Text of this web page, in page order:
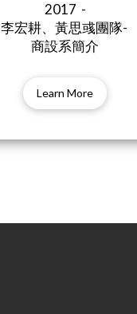
2017 -
李宏耕、黃思彧團隊-
商設系簡介
Learn More